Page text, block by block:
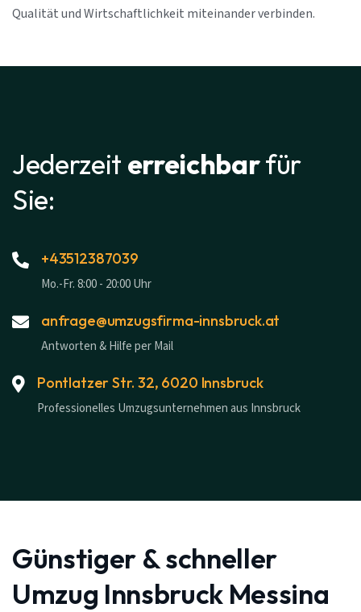
Qualität und Wirtschaftlichkeit miteinander verbinden.
Jederzeit erreichbarfür
Sie:
+43512387039
Mo.-Fr. 8:00 - 20:00 Uhr
anfrage@umzugsfirma-innsbruck.at
Antworten & Hilfe per Mail
Pontlatzer Str. 32, 6020 Innsbruck
Professionelles Umzugsunternehmen aus Innsbruck
Günstiger & schneller
Umzug Innsbruck Messina